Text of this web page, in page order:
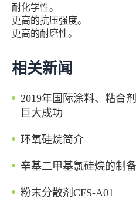
耐化学性。
更高的抗压强度。
更高的耐磨性。
相关新闻
2019年国际涂料、粘合
巨大成功
环氧硅烷简介
辛基二甲基氯硅烷的制
粉末分散剂CFS-A01